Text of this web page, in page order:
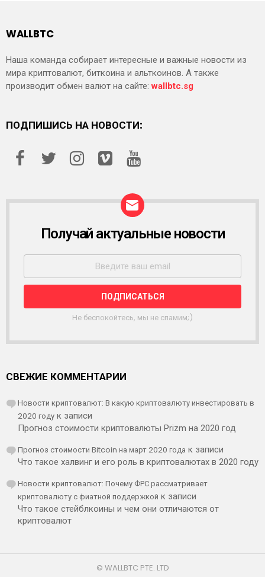
WALLBTC
Наша команда собирает интересные и важные новости из
мира криптовалют, биткоина и альткоинов. А также
производит обмен валют на сайте:wallbtc.sg
ПОДПИШИСЬ НА НОВОСТИ:
С
Ы
К
Получай актуальные новости
Не беспокойтесь, мы не спамим;)
СВЕЖИЕ КОММЕНТАРИИ
Новости криптовалют: В какую криптовалюту инвестировать в
2020 году к записи
Прогноз стоимости криптовалюты Prizm на 2020 год
Прогноз стоимости Bitcoin на март 2020 года к записи
Что такое халвинг и его роль в криптовалютах в 2020 году
Новости криптовалют: Почему ФРС рассматривает
криптовалюту с фиатной поддержкой к записи
Что такое стейблкоины и чем они отличаются от
криптовалют
© WALLBTC PTE. LTD